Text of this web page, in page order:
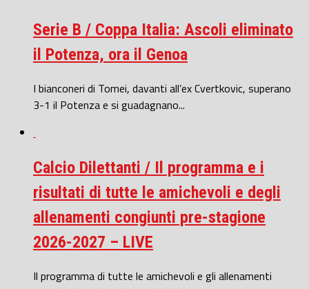
Serie B / Coppa Italia: Ascoli eliminato
il Potenza, ora il Genoa
I bianconeri di Tomei, davanti all’ex Cvertkovic, superano
3-1 il Potenza e si guadagnano...
Calcio Dilettanti / Il programma e i
risultati di tutte le amichevoli e degli
allenamenti congiunti pre-stagione
2026-2027 – LIVE
Il programma di tutte le amichevoli e gli allenamenti